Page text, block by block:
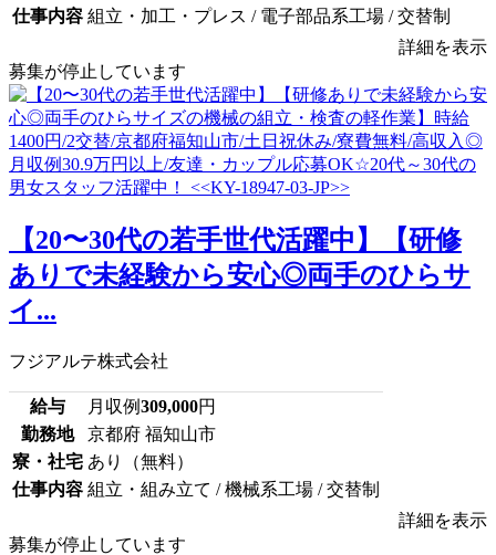
仕事内容 組立・加工・プレス / 電子部品系工場 / 交替制
詳細を表示
募集が停止しています
【20〜30代の若手世代活躍中】【研修
ありで未経験から安心◎両手のひらサ
イ...
フジアルテ株式会社
給与 月収例309,000円
勤務地
京都府 福知山市
寮・社宅 あり（無料）
仕事内容 組立・組み立て / 機械系工場 / 交替制
詳細を表示
募集が停止しています